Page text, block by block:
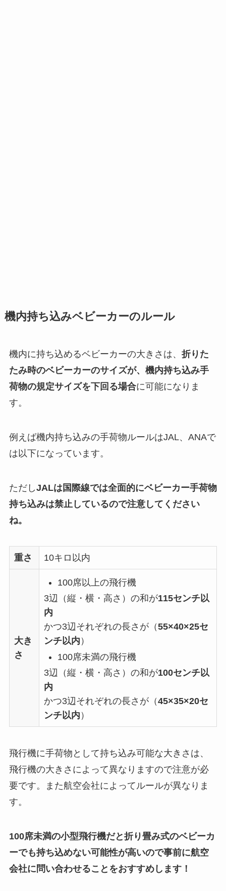
機内持ち込みベビーカーのルール
機内に持ち込めるベビーカーの大きさは、 折りた
たみ時のベビーカーのサイズが、機内持ち込み手
荷物の規定サイズを下回る場合に可能になりま
す。
例えば機内持ち込みの手荷物ルールはJAL、ANAで
は以下になっています。
ただしJALは国際線では全面的にベビーカー手荷物
持ち込みは禁止しているので注意してください
ね。
重さ 10キロ以内
大き
さ
100席以上の飛行機
3辺（縦・横・高さ）の和が115センチ以
内
かつ3辺それぞれの長さが（55×40×25セ
ンチ以内 ）
100席未満の飛行機
3辺（縦・横・高さ）の和が100センチ以
内
かつ3辺それぞれの長さが（45×35×20セ
ンチ以内 ）
飛行機に手荷物として持ち込み可能な大きさは、
飛行機の大きさによって異なりますので注意が必
要です。また航空会社によってルールが異なりま
す。
100席未満の小型飛行機だと折り畳み式のベビーカ
ーでも持ち込めない可能性が高いので事前に航空
会社に問い合わせることをおすすめします！